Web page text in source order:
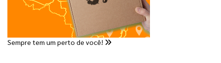
Sempre tem um perto de você!